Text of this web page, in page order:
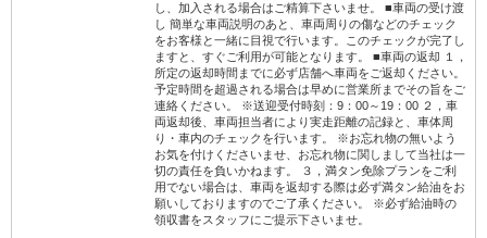
し、加入される場合はご精算下さいませ。 ■車両の受け渡
し 簡単な車両説明のあと、車両周りの傷などのチェック
をお客様と一緒に目視で行います。このチェックが完了し
ますと、すぐご利用が可能となります。 ■車両の返却 １，
所定の返却時間までに必ず店舗へ車両をご返却ください。
予定時間を超過される場合は早めに営業所までその旨をご
連絡ください。 ※送迎受付時刻：9：00～19：00 ２，車
両返却後、車両担当者により実走距離の記録と、車体周
り・車内のチェックを行います。 ※お忘れ物の無いよう
お気を付けくださいませ、お忘れ物に関しまして当社は一
切の責任を負いかねます。 ３，満タン免除プランをご利
用でない場合は、車両を返却する際は必ず満タン給油をお
願いしておりますのでご了承ください。 ※必ず給油時の
領収書をスタッフにご提示下さいませ。